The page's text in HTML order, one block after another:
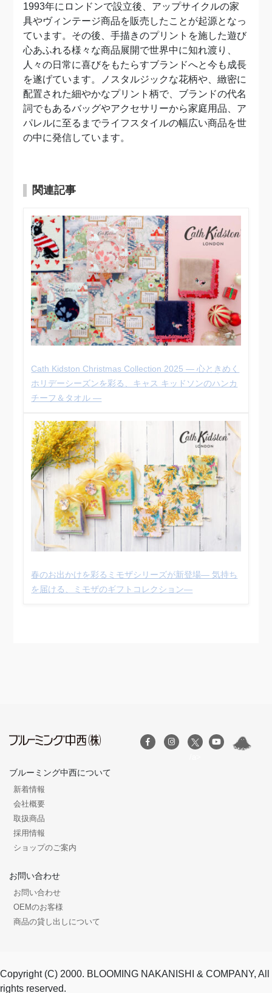
1993年にロンドンで設立後、アップサイクルの家
具やヴィンテージ商品を販売したことが起源となっ
ています。その後、手描きのプリントを施した遊び
心あふれる様々な商品展開で世界中に知れ渡り、
人々の日常に喜びをもたらすブランドへと今も成長
を遂げています。ノスタルジックな花柄や、緻密に
配置された細やかなプリント柄で、ブランドの代名
詞でもあるバッグやアクセサリーから家庭用品、ア
パレルに至るまでライフスタイルの幅広い商品を世
の中に発信しています。
関連記事
Cath Kidston Christmas Collection 2025 ― 心ときめく
ホリデーシーズンを彩る、キャス キッドソンのハンカ
チーフ＆タオル ―
春のお出かけを彩るミモザシリーズが新登場― 気持ち
を届ける、ミモザのギフトコレクション―
ブルーミング中西について
新着情報
会社概要
取扱商品
採用情報
ショップのご案内
お問い合わせ
お問い合わせ
OEMのお客様
商品の貸し出しについて
Copyright (C) 2000. BLOOMING NAKANISHI & COMPANY, All
rights reserved.